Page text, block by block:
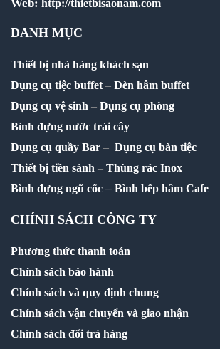
Web: http://thietbisaonam.com
DANH MỤC
Thiết bị nhà hàng khách sạn
Dụng cụ tiệc buffet – Đèn hâm buffet
Dụng cụ vệ sinh – Dụng cụ phòng
Bình đựng nước trái cây
Dụng cụ quầy Bar – Dụng cụ bàn tiệc
Thiết bị tiền sảnh – Thùng rác Inox
Bình đựng ngũ cốc – Bình bếp hâm Cafe
CHÍNH SÁCH CÔNG TY
Phương thức thanh toán
Chính sách bảo hành
Chính sách và quy định chung
Chính sách vận chuyển và giao nhận
Chính sách đổi trả hàng